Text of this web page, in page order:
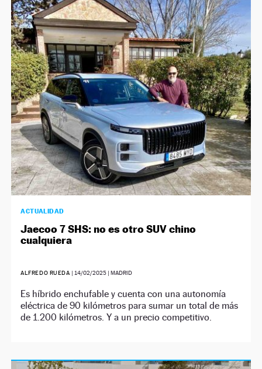
ACTUALIDAD
Jaecoo 7 SHS: no es otro SUV chino
cualquiera
ALFREDO RUEDA |14/02/2025 | MADRID
Es híbrido enchufable y cuenta con una autonomía
eléctrica de 90 kilómetros para sumar un total de más
de 1.200 kilómetros. Y a un precio competitivo.